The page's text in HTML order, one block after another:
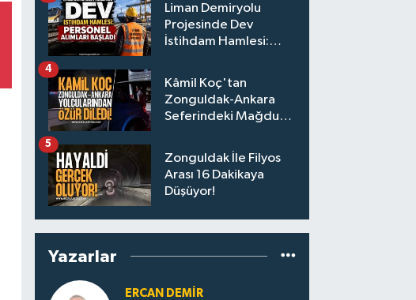
Liman Demiryolu
Projesinde Dev
İstihdam Hamlesi:
Kâmil Koç'tan
Zonguldak-Ankara
Seferindeki Mağdur
4
Zonguldak İle Filyos
Arası 16 Dakikaya
Düşüyor!
5
Yazarlar
ERCAN DEMIR